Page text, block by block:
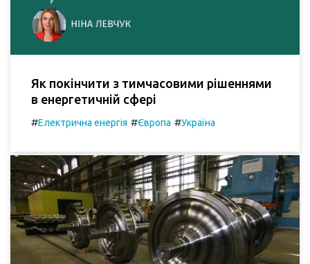
Як покінчити з тимчасовими рішеннями
в енергетичній сфері
#Електрична енергія #Європа #Україна